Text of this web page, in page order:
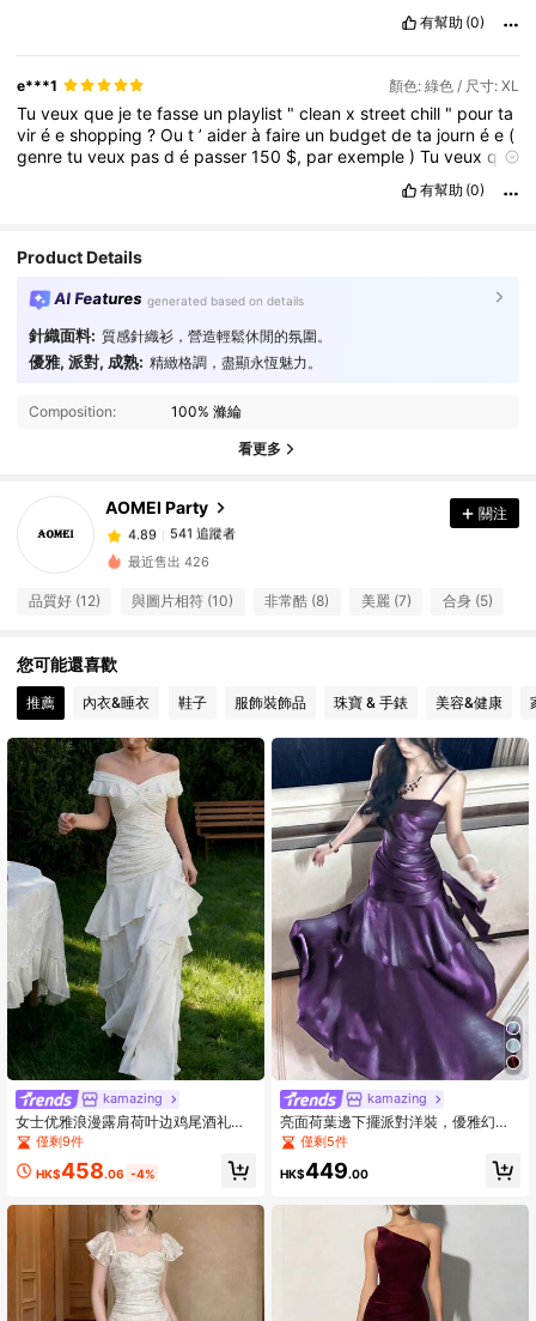
有幫助 (0)
e***1 顏色: 綠色 / 尺寸: XL
Tuveuxque jetefasse un playlist "cleanxstreetchill " pourta
viréeshopping?Out’aideràfaire un budgetdeta journée (
genretuveux pasdé passer150 $, parexemple)Tuveuxque
journée(genre
有幫助 (0)
Product Details
AI Features generated based on details
針織面料: 質感針織衫，營造輕鬆休閒的氛圍。
優雅, 派對, 成熟: 精緻格調，盡顯永恆魅力。
Composition: 100% 滌綸
看更多
AOMEI Party
541 追蹤者
4.89
541 追蹤者
4.89
541 追蹤者
4.89 541 追蹤者
4.89 541 追蹤者
關注
最近售出 426
品質好 (12) 與圖片相符 (10) 非常酷 (8) 美麗 (7) 合身 (5)
您可能還喜歡
推薦 內衣&睡衣 鞋子 服飾裝飾品 珠寶 & 手錶 美容&健康
kamazing
女士优雅浪漫露肩荷叶边鸡尾酒礼
服，适合情人节派对、宴会、鸡尾酒
会、生日约会、春夏婚礼等场合。
僅剩9件
HK$458.06 -4%
kamazing
亮面荷葉邊下擺派對洋裝，優雅幻彩
細肩帶演唱會穿搭，春夏秋季婚禮服
飾
僅剩5件
HK$449.00